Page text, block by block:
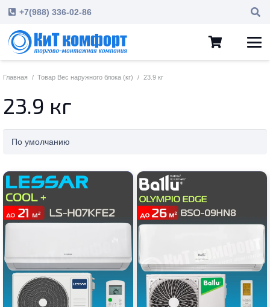
+7(988) 336-02-86
Главная / Товар Вес наружного блока (кг) / 23.9 кг
23.9 кг